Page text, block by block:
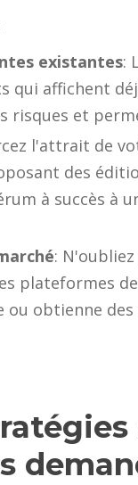
existantes:
qui affichent
risques et
l'attrait de
des
à succès
:
plateformes
ou obtienne